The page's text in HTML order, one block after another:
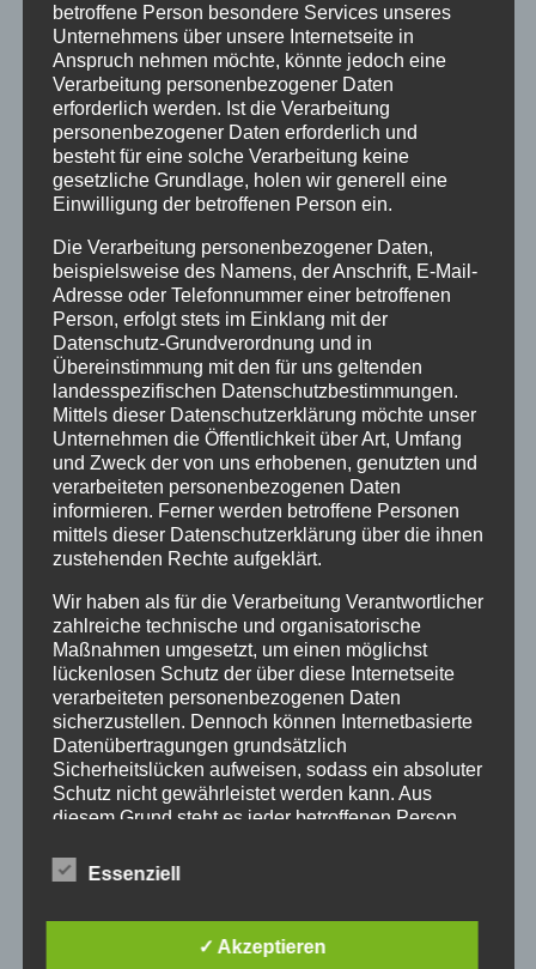
Foto privat
Am 1. März hat die neue Profilkantorin, Juliane
Baumann-Kremzow, ihre Tätigkeit in der
Evangelischen Kirchengemeinde Eschwege
aufgenommen.
Sie übernimmt die musikalische Arbeit mit
den Kinder- und Jugendchorgruppen, die
bislang Bezirkskantorin Susanne Voß geleitet
hat.
Diese Tätigkeit übt sie mit einer halben Stelle
aus. Mit der anderen halben Stelle fördert sie
auf landeskirchlicher Ebene in der Region
Nord die Aus- und Fortbildung von Menschen,
verstärkt die Landeskirche die Kirchenmusik
Am Sonntag, 23.03.2025 wird sie in einem
betroffene Person besondere Services unseres
Unternehmens über unsere Internetseite in
Anspruch nehmen möchte, könnte jedoch eine
Verarbeitung personenbezogener Daten
erforderlich werden. Ist die Verarbeitung
personenbezogener Daten erforderlich und
besteht für eine solche Verarbeitung keine
gesetzliche Grundlage, holen wir generell eine
Einwilligung der betroffenen Person ein.
Die Verarbeitung personenbezogener Daten,
beispielsweise des Namens, der Anschrift, E-Mail-
Adresse oder Telefonnummer einer betroffenen
Person, erfolgt stets im Einklang mit der
Datenschutz-Grundverordnung und in
Übereinstimmung mit den für uns geltenden
landesspezifischen Datenschutzbestimmungen.
Mittels dieser Datenschutzerklärung möchte unser
Unternehmen die Öffentlichkeit über Art, Umfang
und Zweck der von uns erhobenen, genutzten und
verarbeiteten personenbezogenen Daten
informieren. Ferner werden betroffene Personen
mittels dieser Datenschutzerklärung über die ihnen
zustehenden Rechte aufgeklärt.
Wir haben als für die Verarbeitung Verantwortlicher
zahlreiche technische und organisatorische
Maßnahmen umgesetzt, um einen möglichst
lückenlosen Schutz der über diese Internetseite
verarbeiteten personenbezogenen Daten
sicherzustellen. Dennoch können Internetbasierte
Datenübertragungen grundsätzlich
Sicherheitslücken aufweisen, sodass ein absoluter
Schutz nicht gewährleistet werden kann. Aus
diesem Grund steht es jeder betroffenen Person
alternativen Wegen, beispielsweise telefonisch, an
Essenziell
✓ Akzeptieren